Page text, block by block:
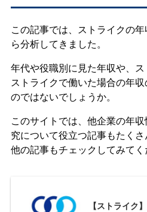
この記事では、ストライクの
ら分析してきました。
年代や役職別に見た年収や、ス
ストライクで働いた場合の年
のではないでしょうか。
このサイトでは、他企業の年
究について役立つ記事もたく
他の記事もチェックしてみてく
【ストライク